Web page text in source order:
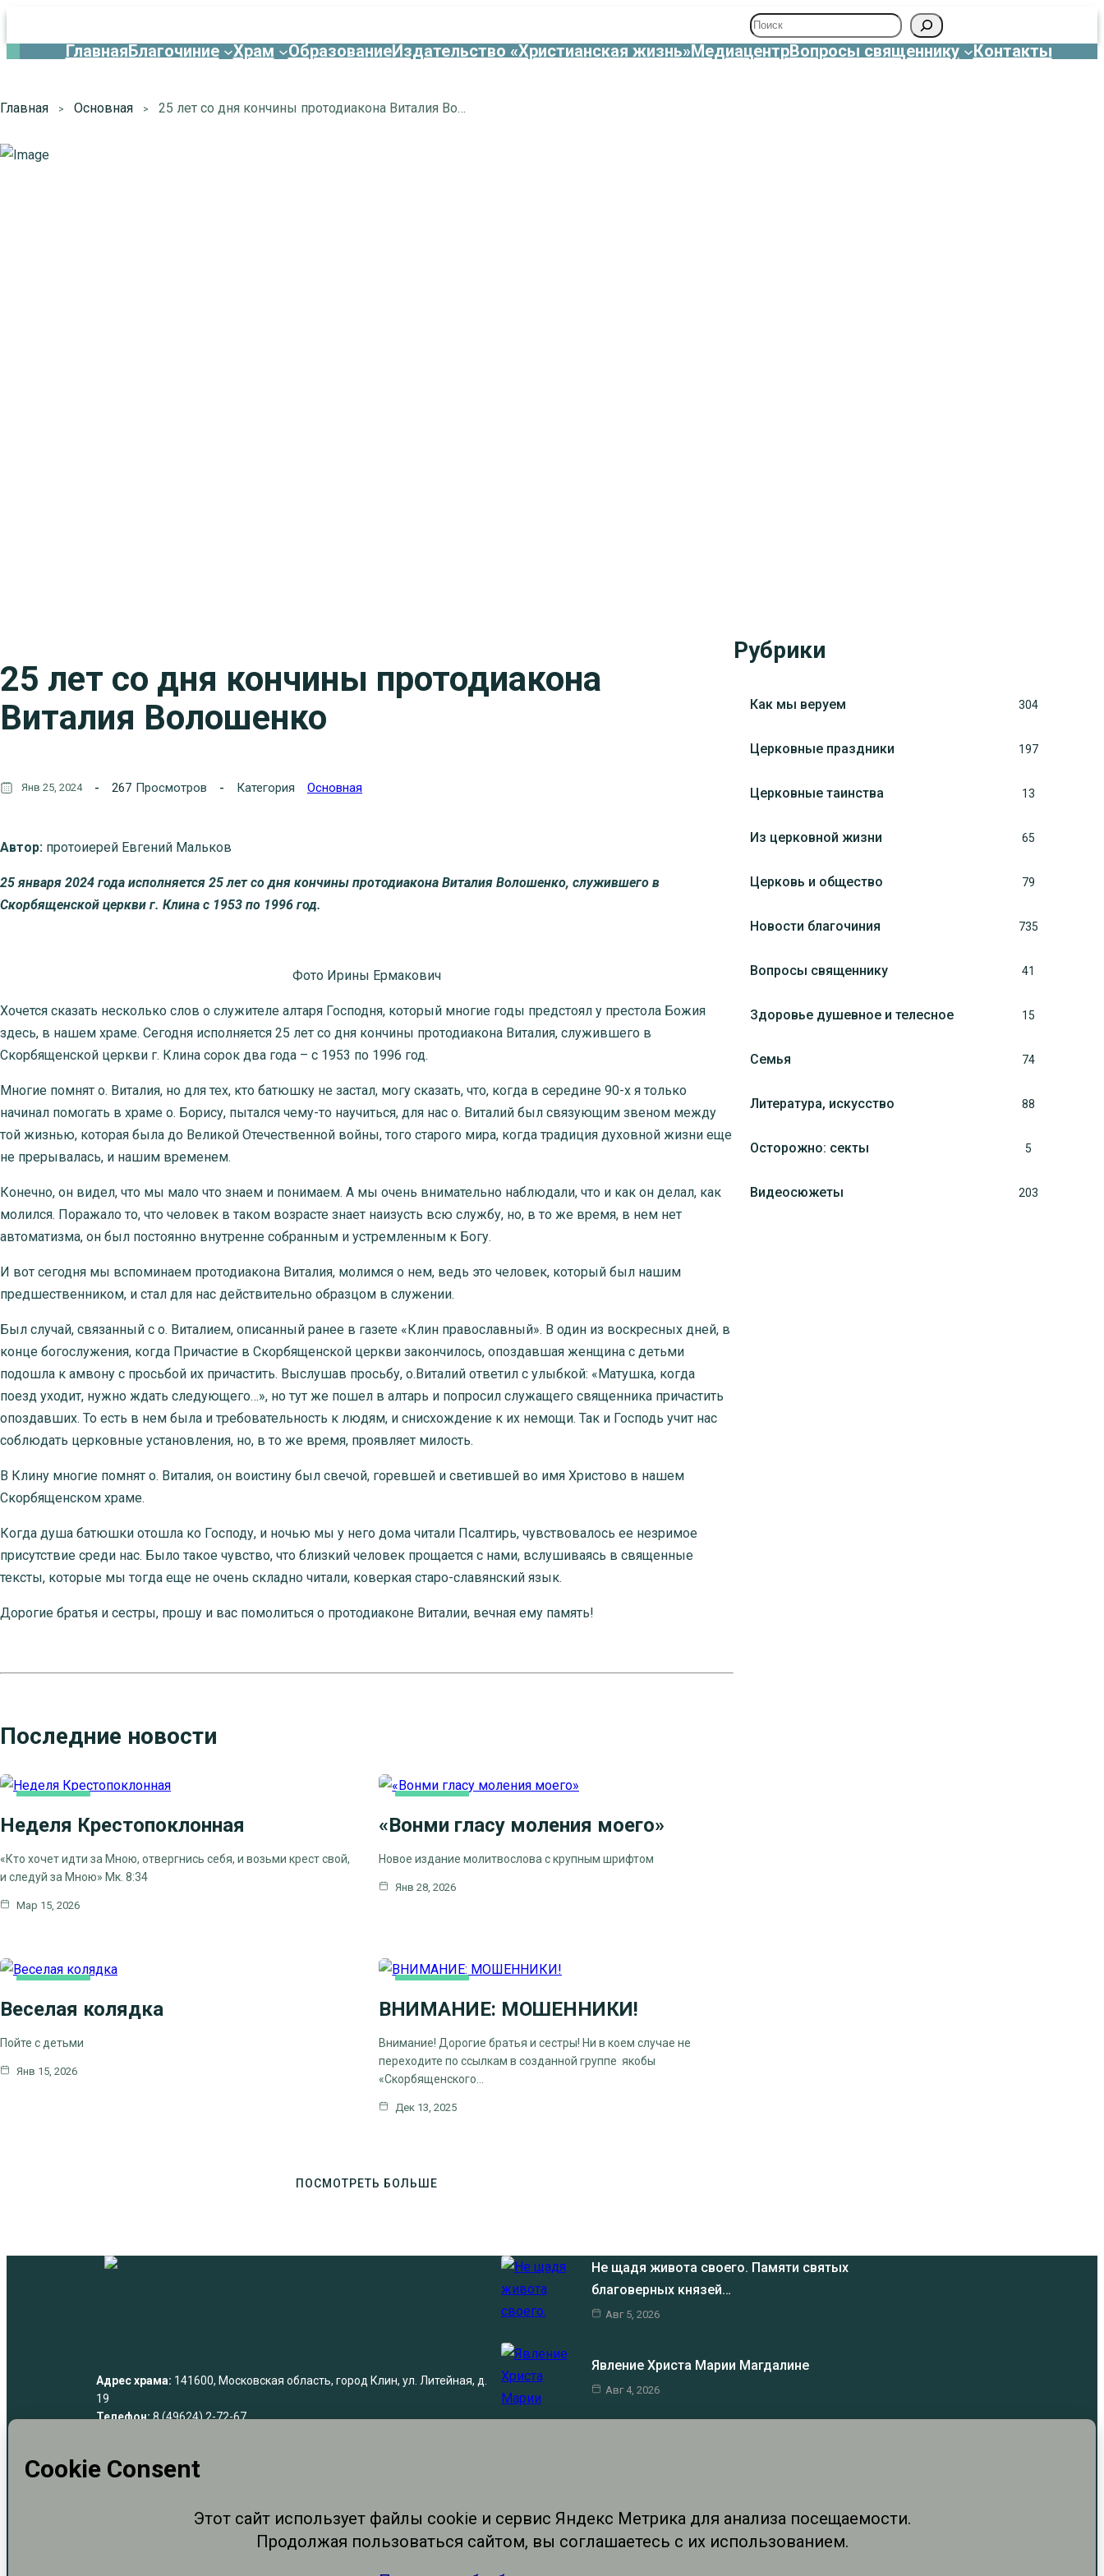
Поиск
ГлавнаяБлагочиние Храм ОбразованиеИздательство «Христианская жизнь»МедиацентрВопросы священнику Контакты
Главная Основная 25 лет со дня кончины протодиакона Виталия Волошенко
25 лет со дня кончины протодиакона
Виталия Волошенко
Янв 25, 2024 267 Просмотров Категория Основная
Автор: протоиерей Евгений Мальков
25 января 2024 года исполняется 25 лет со дня кончины протодиакона Виталия Волошенко, служившего в
Скорбященской церкви г. Клина с 1953 по 1996 год.
Фото Ирины Ермакович
Хочется сказать несколько слов о служителе алтаря Господня, который многие годы предстоял у престола Божия
здесь, в нашем храме. Сегодня исполняется 25 лет со дня кончины протодиакона Виталия, служившего в
Скорбященской церкви г. Клина сорок два года – с 1953 по 1996 год.
Многие помнят о. Виталия, но для тех, кто батюшку не застал, могу сказать, что, когда в середине 90-х я только
начинал помогать в храме о. Борису, пытался чему-то научиться, для нас о. Виталий был связующим звеном между
той жизнью, которая была до Великой Отечественной войны, того старого мира, когда традиция духовной жизни еще
не прерывалась, и нашим временем.
Конечно, он видел, что мы мало что знаем и понимаем. А мы очень внимательно наблюдали, что и как он делал, как
молился. Поражало то, что человек в таком возрасте знает наизусть всю службу, но, в то же время, в нем нет
автоматизма, он был постоянно внутренне собранным и устремленным к Богу.
И вот сегодня мы вспоминаем протодиакона Виталия, молимся о нем, ведь это человек, который был нашим
предшественником, и стал для нас действительно образцом в служении.
Был случай, связанный с о. Виталием, описанный ранее в газете «Клин православный». В один из воскресных дней, в
конце богослужения, когда Причастие в Скорбященской церкви закончилось, опоздавшая женщина с детьми
подошла к амвону с просьбой их причастить. Выслушав просьбу, о.Виталий ответил с улыбкой: «Матушка, когда
поезд уходит, нужно ждать следующего…», но тут же пошел в алтарь и попросил служащего священника причастить
опоздавших. То есть в нем была и требовательность к людям, и снисхождение к их немощи. Так и Господь учит нас
соблюдать церковные установления, но, в то же время, проявляет милость.
В Клину многие помнят о. Виталия, он воистину был свечой, горевшей и светившей во имя Христово в нашем
Скорбященском храме.
Когда душа батюшки отошла ко Господу, и ночью мы у него дома читали Псалтирь, чувствовалось ее незримое
присутствие среди нас. Было такое чувство, что близкий человек прощается с нами, вслушиваясь в священные
тексты, которые мы тогда еще не очень складно читали, коверкая старо-славянский язык.
Дорогие братья и сестры, прошу и вас помолиться о протодиаконе Виталии, вечная ему память!
Последние новости
Неделя Крестопоклонная
«Кто хочет идти за Мною, отвергнись себя, и возьми крест свой,
и следуй за Мною» Мк. 8:34
Мар 15, 2026
«Вонми гласу моления моего»
Новое издание молитвослова с крупным шрифтом
Янв 28, 2026
Веселая колядка
Пойте с детьми
Янв 15, 2026
ВНИМАНИЕ: МОШЕННИКИ!
Внимание! Дорогие братья и сестры! Ни в коем случае не
переходите по ссылкам в созданной группе якобы
«Скорбященского…
Дек 13, 2025
ПОСМОТРЕТЬ БОЛЬШЕ
Рубрики
Как мы веруем 304
Церковные праздники 197
Церковные таинства 13
Из церковной жизни 65
Церковь и общество 79
Новости благочиния 735
Вопросы священнику 41
Здоровье душевное и телесное 15
Семья 74
Литература, искуcство 88
Осторожно: секты 5
Видеосюжеты 203
Адрес храма: 141600, Московская область, город Клин, ул. Литейная, д.
19
Телефон:8 (49624) 2-72-67
активной ссылки на сайт "
КЛИН ПРАВОСЛАВНЫЙ
Перепечатка материалов сайта в печатных изданиях (книгах,
прессе) разрешена только при указании источника и автора
Не щадя живота своего. Памяти святых
благоверных князей…
Авг 5, 2026
Явление Христа Марии Магдалине
Авг 4, 2026